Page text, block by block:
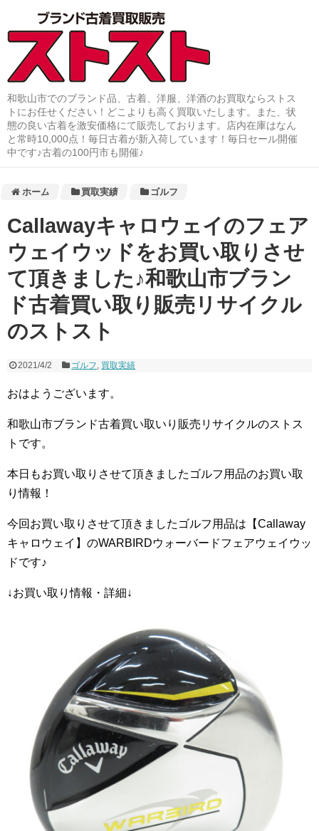
和歌山市でのブランド品、古着、洋服、洋酒のお買取ならストス
トにお任せください！どこよりも高く買取いたします。また、状
態の良い古着を激安価格にて販売しております。店内在庫はなん
と常時10,000点！毎日古着が新入荷しています！毎日セール開催
中です♪古着の100円市も開催♪
ホーム 買取実績 ゴルフ
Callawayキャロウェイのフェア
ウェイウッドをお買い取りさせ
て頂きました♪和歌山市ブラン
ド古着買い取り販売リサイクル
のストスト
2021/4/2 ゴルフ, 買取実績
おはようございます。
和歌山市ブランド古着買い取いり販売リサイクルのストス
トです。
本日もお買い取りさせて頂きましたゴルフ用品のお買い取
り情報！
今回お買い取りさせて頂きましたゴルフ用品は【Callaway
キャロウェイ】のWARBIRDウォーバードフェアウェイウッ
ドです♪
↓お買い取り情報・詳細↓